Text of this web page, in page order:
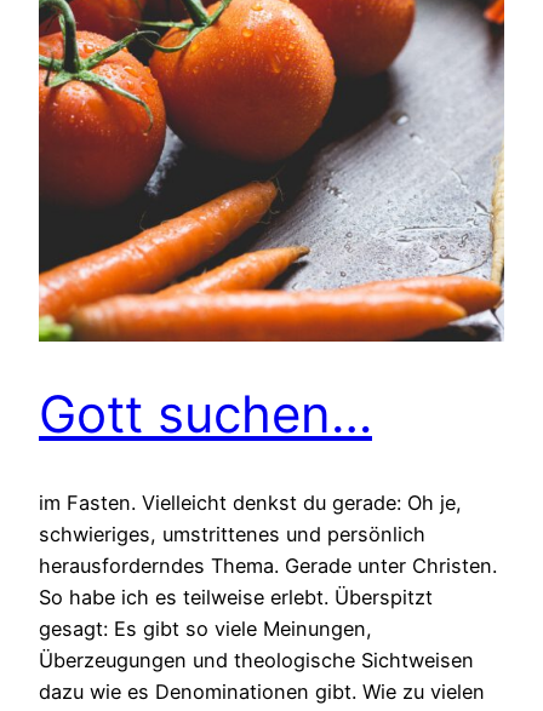
Gott suchen…
im Fasten. Vielleicht denkst du gerade: Oh je,
schwieriges, umstrittenes und persönlich
herausforderndes Thema. Gerade unter Christen.
So habe ich es teilweise erlebt. Überspitzt
gesagt: Es gibt so viele Meinungen,
Überzeugungen und theologische Sichtweisen
dazu wie es Denominationen gibt. Wie zu vielen